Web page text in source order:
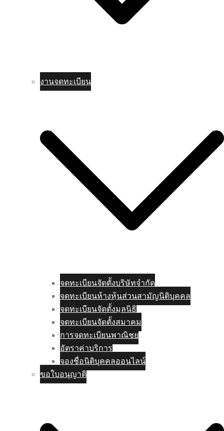
งานจดทะเบียน
จดทะเบียนจัดตั้งบริษัทจำกัด
จดทะเบียนห้างหุ้นส่วนสามัญนิติบุคคล
จดทะเบียนจัดตั้งมูลนิธิ
จดทะเบียนจัดตั้งสมาคม
การจดทะเบียนพาณิชย
อัตราค่าบริการ
จองชื่อนิติบุคคลออนไลน์
ขอใบอนุญาติ